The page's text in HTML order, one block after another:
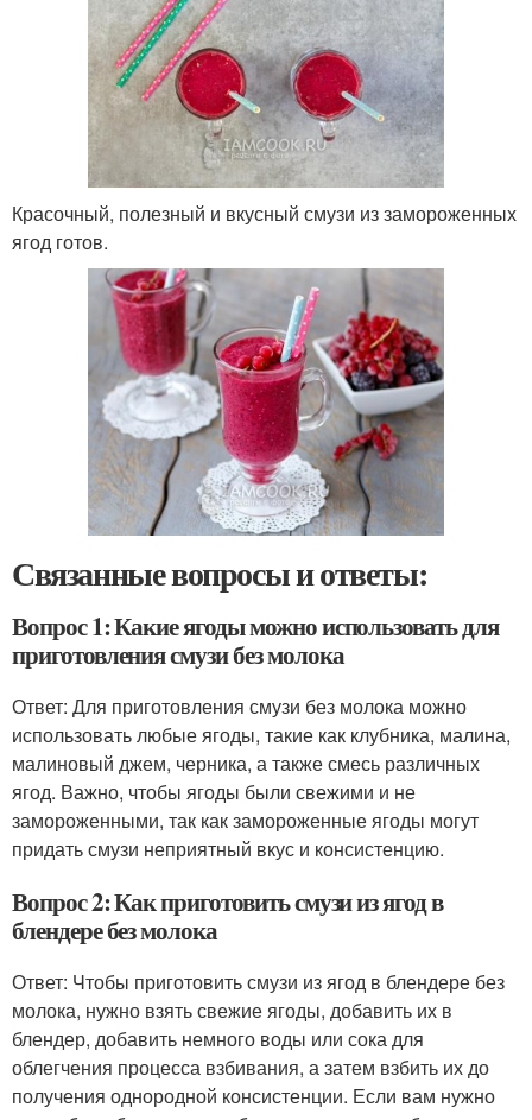
Красочный, полезный и вкусный смузи из замороженных
ягод готов.
Связанные вопросы и ответы:
Вопрос 1: Какие ягоды можно использовать для
приготовления смузи без молока
Ответ: Для приготовления смузи без молока можно
использовать любые ягоды, такие как клубника, малина,
малиновый джем, черника, а также смесь различных
ягод. Важно, чтобы ягоды были свежими и не
замороженными, так как замороженные ягоды могут
придать смузи неприятный вкус и консистенцию.
Вопрос 2: Как приготовить смузи из ягод в
блендере без молока
Ответ: Чтобы приготовить смузи из ягод в блендере без
молока, нужно взять свежие ягоды, добавить их в
блендер, добавить немного воды или сока для
облегчения процесса взбивания, а затем взбить их до
получения однородной консистенции. Если вам нужно